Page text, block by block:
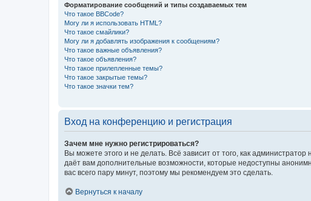
Форматирование сообщений и типы создаваемых тем
Что такое BBCode?
Могу ли я использовать HTML?
Что такое смайлики?
Могу ли я добавлять изображения к сообщениям?
Что такое важные объявления?
Что такое объявления?
Что такое прилепленные темы?
Что такое закрытые темы?
Что такое значки тем?
Вход на конференцию и регистрация
Зачем мне нужно регистрироваться?
Вы можете этого и не делать. Всё зависит от того, как
даёт вам дополнительные возможности, которые недоступны
вас всего пару минут, поэтому мы рекомендуем это сделать.
Вернуться к началу